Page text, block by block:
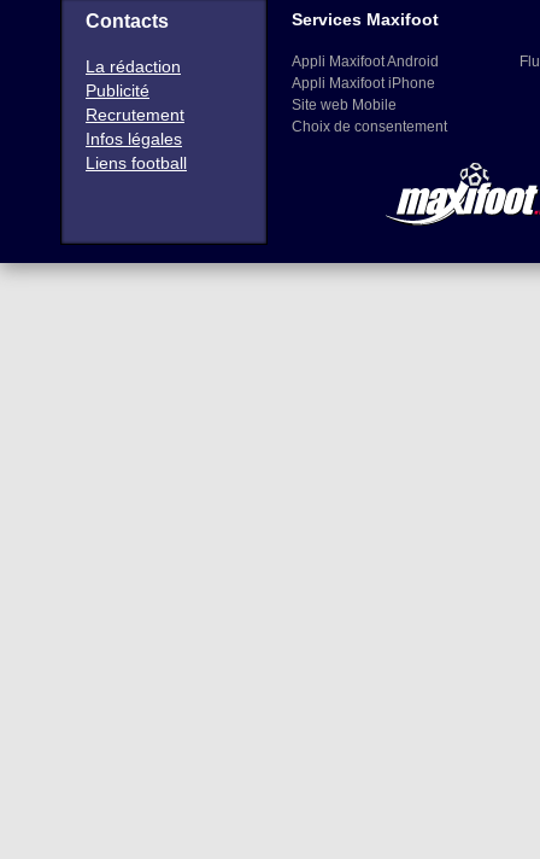
Contacts
La rédaction
Publicité
Recrutement
Infos légales
Liens football
Services Maxifoot
Appli Maxifoot Android
Appli Maxifoot iPhone
Site web Mobile
Choix de consentement